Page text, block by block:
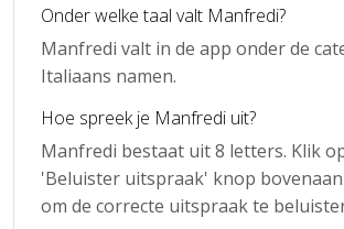
Onder welke taal valt Manfredi?
Manfredi valt in de app onder de
Italiaans namen.
Hoe spreek je Manfredi uit?
Manfredi bestaat uit 8 letters. Klik
'Beluister uitspraak' knop
om de correcte uitspraak te